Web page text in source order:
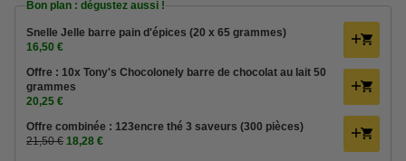
Bon plan : dégustez aussi !
Snelle Jelle barre pain d'épices (20 x 65 grammes)
16,50 €
Offre : 10x Tony's Chocolonely barre de chocolat au lait 50
grammes
20,25 €
Offre combinée : 123encre thé 3 saveurs (300 pièces)
21,50 € 18,28 €